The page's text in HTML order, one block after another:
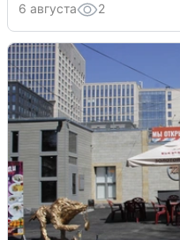
6 августа 2